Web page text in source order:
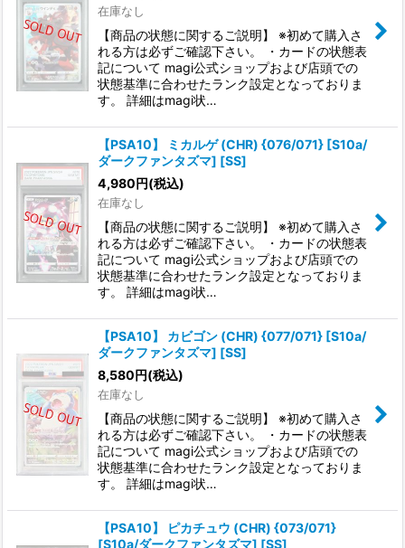
在庫なし
【商品の状態に関するご説明】 ※初めて購入さ
れる方は必ずご確認下さい。 ・カードの状態表
記について magi公式ショップおよび店頭での
状態基準に合わせたランク設定となっておりま
す。 詳細はmagi状…
【PSA10】 ミカルゲ (CHR) {076/071} [S10a/
ダークファンタズマ] [SS]
4,980円(税込)
在庫なし
【商品の状態に関するご説明】 ※初めて購入さ
れる方は必ずご確認下さい。 ・カードの状態表
記について magi公式ショップおよび店頭での
状態基準に合わせたランク設定となっておりま
す。 詳細はmagi状…
【PSA10】 カビゴン (CHR) {077/071} [S10a/
ダークファンタズマ] [SS]
8,580円(税込)
在庫なし
【商品の状態に関するご説明】 ※初めて購入さ
れる方は必ずご確認下さい。 ・カードの状態表
記について magi公式ショップおよび店頭での
状態基準に合わせたランク設定となっておりま
す。 詳細はmagi状…
【PSA10】 ピカチュウ (CHR) {073/071}
[S10a/ダークファンタズマ] [SS]